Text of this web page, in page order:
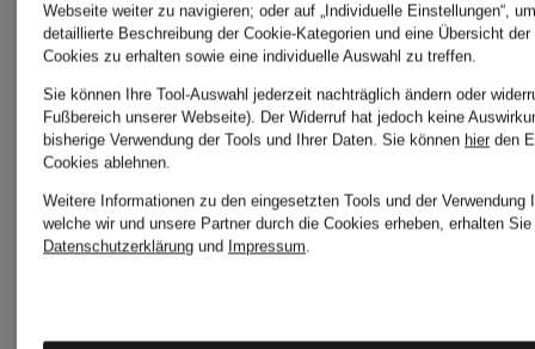
Neu Neu
Webseite weiter zu navigieren; oder auf „Individuelle Einstellungen“,
detaillierte Beschreibung der Cookie-Kategorien und eine Übersicht
Cookies zu erhalten sowie eine individuelle Auswahl zu treffen.
Sie können Ihre Tool-Auswahl jederzeit nachträglich ändern oder
Fußbereich unserer Webseite). Der Widerruf hat jedoch keine
bisherige Verwendung der Tools und Ihrer Daten. Sie können hier den
Cookies ablehnen.
Weitere Informationen zu den eingesetzten Tools und der Verwendung
welche wir und unsere Partner durch die Cookies erheben, erhalten
Datenschutzerklärung und Impressum.